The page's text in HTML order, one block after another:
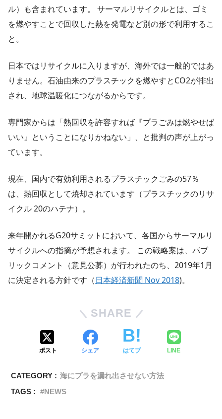
ル）も含まれています。 サーマルリサイクルとは、ゴミ
を燃やすことで回収した熱を発電など別の形で利用するこ
と。
日本ではリサイクルに入りますが、海外では一般的ではあ
りません。石油由来のプラスチックを燃やすとCO2が排出
され、地球温暖化につながるからです。
専門家からは「熱回収を許容すれば『プラごみは燃やせば
いい』ということになりかねない」、と批判の声が上がっ
ています。
現在、国内で有効利用されるプラスチックごみの57％
は、熱回収として焼却されています（プラスチックのリサ
イクル 20のハテナ）。
来年開かれるG20サミットにおいて、各国からサーマルリ
サイクルへの指摘が予想されます。 この戦略案は、パブ
リックコメント（意見公募）が行われたのち、2019年1月
に決定される方針です（日本経済新聞 Nov 2018)。
SHARE
ポスト シェア はてブ LINE
CATEGORY : 海にプラを漏れ出させない方法
TAGS :
NEWS